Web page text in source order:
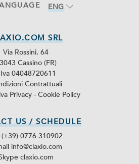
ENG
SRL
Via Rossini, 64
Cassino (FR)
04048720611
Contrattuali
Privacy - Cookie Policy
US / SCHEDULE
(+39) 0776 310902
info@claxio.com
claxio.com